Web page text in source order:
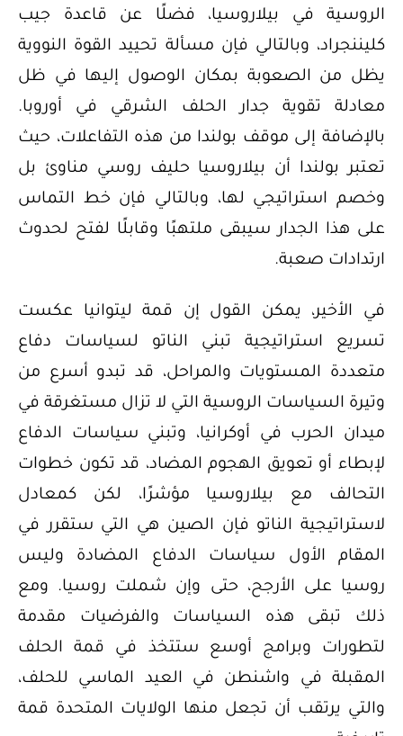
الروسية في بيلاروسيا، فضلًا عن قاعدة جيب
كليننجراد، وبالتالي فإن مسألة تحييد القوة النووية
يظل من الصعوبة بمكان الوصول إليها في ظل
معادلة تقوية جدار الحلف الشرقي في أوروبا.
بالإضافة إلى موقف بولندا من هذه التفاعلات، حيث
تعتبر بولندا أن بيلاروسيا حليف روسي مناوئ بل
وخصم استراتيجي لها، وبالتالي فإن خط التماس
على هذا الجدار سيبقى ملتهبًا وقابلًا لفتح لحدوث
ارتدادات صعبة.
في الأخير، يمكن القول إن قمة ليتوانيا عكست
تسريع استراتيجية تبني الناتو لسياسات دفاع
متعددة المستويات والمراحل، قد تبدو أسرع من
وتيرة السياسات الروسية التي لا تزال مستغرقة في
ميدان الحرب في أوكرانيا، وتبني سياسات الدفاع
لإبطاء أو تعويق الهجوم المضاد، قد تكون خطوات
التحالف مع بيلاروسيا مؤشرًا، لكن كمعادل
لاستراتيجية الناتو فإن الصين هي التي ستقرر في
المقام الأول سياسات الدفاع المضادة وليس
روسيا على الأرجح، حتى وإن شملت روسيا. ومع
ذلك تبقى هذه السياسات والفرضيات مقدمة
لتطورات وبرامج أوسع ستتخذ في قمة الحلف
المقبلة في واشنطن في العيد الماسي للحلف،
والتي يرتقب أن تجعل منها الولايات المتحدة قمة